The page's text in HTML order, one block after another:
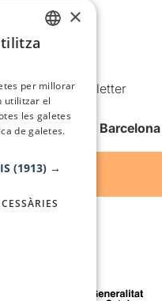
i Newsletter
de Teatre
×
per millorar
utilitzar el
les galetes
de galetes.
(1913) →